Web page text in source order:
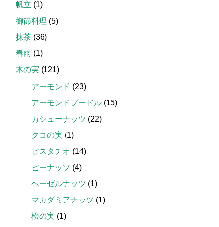
帆立 (1)
御節料理 (5)
抹茶 (36)
春雨 (1)
木の実 (121)
アーモンド (23)
アーモンドプードル (15)
カシューナッツ (22)
クコの実 (1)
ピスタチオ (14)
ピーナッツ (4)
ヘーゼルナッツ (1)
マカダミアナッツ (1)
松の実 (1)